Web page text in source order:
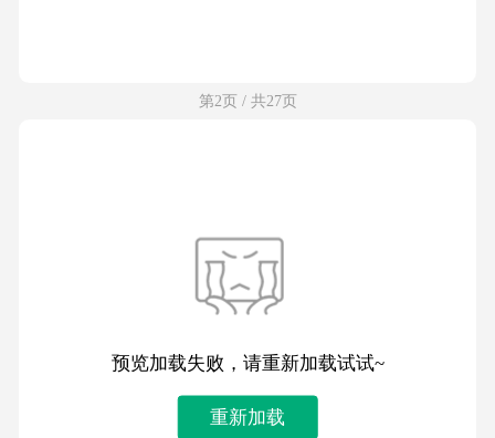
第2页 / 共27页
预览加载失败，请重新加载试试~
重新加载